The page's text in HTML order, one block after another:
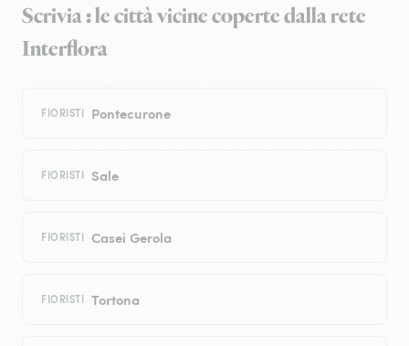
Scrivia : le città vicine coperte dalla rete
Interflora
FIORISTI Pontecurone
FIORISTI Sale
FIORISTI Casei Gerola
FIORISTI Tortona